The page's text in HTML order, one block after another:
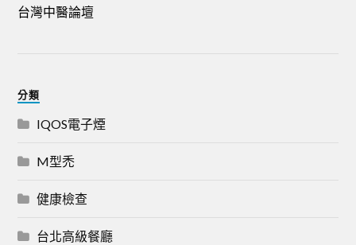
台灣中醫論壇
分類
IQOS電子煙
M型禿
健康檢查
台北高級餐廳